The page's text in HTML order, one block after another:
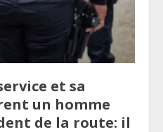
et sa
un homme
de la route: il